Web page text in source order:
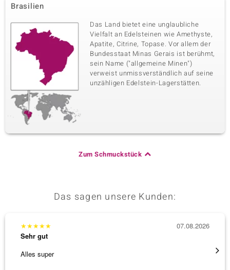
Brasilien
Das Land bietet eine unglaubliche
Vielfalt an Edelsteinen wie Amethyste,
Apatite, Citrine, Topase. Vor allem der
Bundesstaat Minas Gerais ist berühmt,
sein Name ("allgemeine Minen")
verweist unmissverständlich auf seine
unzähligen Edelstein-Lagerstätten.
Zum Schmuckstück
Das sagen unsere Kunden:
★★★★★
Sehr gut
Alles super
07.08.2026
Die